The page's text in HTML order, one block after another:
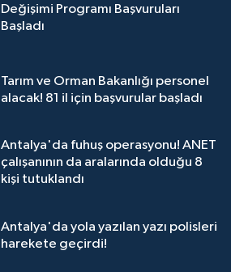
Değişimi Programı Başvuruları
Başladı
Tarım ve Orman Bakanlığı personel
alacak! 81 il için başvurular başladı
Antalya'da fuhuş operasyonu! ANET
çalışanının da aralarında olduğu 8
kişi tutuklandı
Antalya'da yola yazılan yazı polisleri
harekete geçirdi!